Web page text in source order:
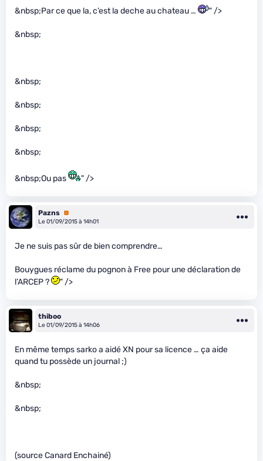
&nbsp;Par ce que la, c’est la deche au chateau … " />
&nbsp;
&nbsp;
&nbsp;
&nbsp;
&nbsp;
&nbsp;Ou pas " />
Pazns Premium
Le 01/09/2015 à 14h01
Je ne suis pas sûr de bien comprendre…
Bouygues réclame du pognon à Free pour une déclaration de
l’ARCEP ?
" />
thiboo
Le 01/09/2015 à 14h06
En même temps sarko a aidé XN pour sa licence … ça aide
quand tu possède un journal ;)
&nbsp;
&nbsp;
(source Canard Enchainé)